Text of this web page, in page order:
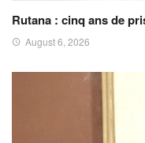
Rutana : cinq ans de
August 6, 2026